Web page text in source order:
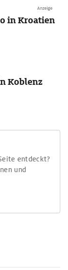
Anzeige
in Kroatien
Koblenz
entdeckt?
und